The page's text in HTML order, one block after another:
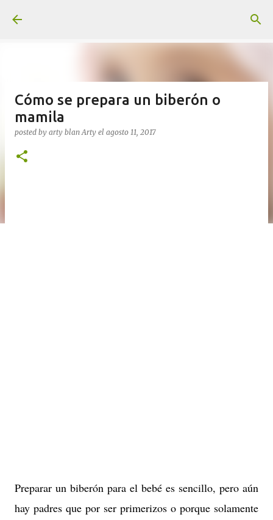
Cómo se prepara un biberón o
mamila
posted by arty blanArty el agosto 11, 2017
Preparar un biberón para el bebé es sencillo, pero aún
hay padres que por ser primerizos o porque solamente